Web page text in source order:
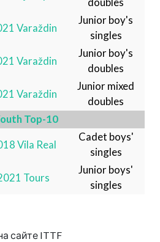
Varaždin
Junior boy's
singles
Varaždin
Junior boy's
doubles
Varaždin
Junior mixed
doubles
Top-10
Vila Real
Cadet boys'
singles
Tours
Junior boys'
singles
сайте ITTF